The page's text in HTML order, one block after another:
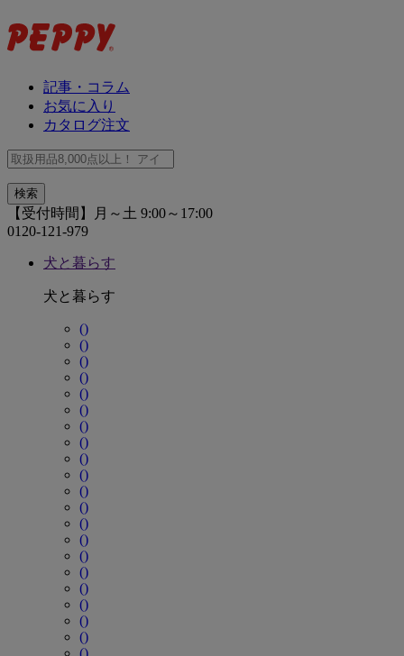
記事・コラム
お気に入り
カタログ注文
【受付時間】月～土 9:00～17:00
0120-121-979
犬と暮らす
犬と暮らす
()
()
()
()
()
()
()
()
()
()
()
()
()
()
()
()
()
()
()
()
()